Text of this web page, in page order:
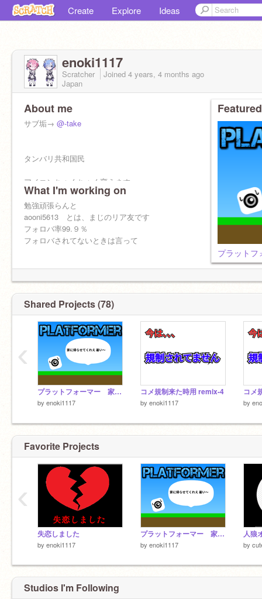
Create Explore Ideas
enoki1117
Scratcher Joined 4 years, 4 months ago
Japan
About me
サブ垢→ @-take
タンバリ共和国民
アイコンちょくちょく変えます
What I'm working on
勉強頑張らんと
aooni5613 とは、まじのリア友です
フォロバ率99.９％
フォロバされてないときは言って
プラット
Shared Projects (78)
プラットフォーマー 家へレッツゴー
by enoki1117
コメ規制来た時用 remix-4
by enoki1117
コメ
by
‹
Favorite Projects
失恋しました
by enoki1117
プラットフォーマー 家へレッツゴー
by enoki1117
人狼
by
‹
Studios I'm Following